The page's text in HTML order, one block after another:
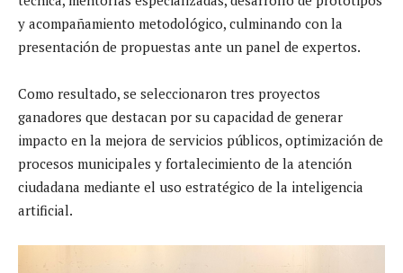
y acompañamiento metodológico, culminando con la
presentación de propuestas ante un panel de expertos.
Como resultado, se seleccionaron tres proyectos
ganadores que destacan por su capacidad de generar
impacto en la mejora de servicios públicos, optimización de
procesos municipales y fortalecimiento de la atención
ciudadana mediante el uso estratégico de la inteligencia
artificial.